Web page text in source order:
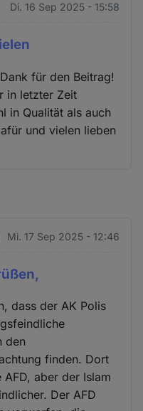
Di. 16 Sep 2025 - 15:58
für den Beitrag!
in letzter Zeit
in Qualität als auch
und vielen lieben
Mi. 17 Sep 2025 - 12:46
dass der AK Polis
den
finden. Dort
aber der Islam
Der AFD